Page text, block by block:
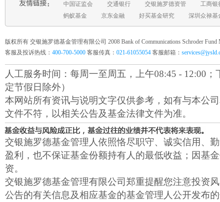
中国证监会 交通银行 交银施罗德资管
工商银
蚂蚁基金
京东金融 好买基金研究 深圳众禄基
版权所有 交银施罗德基金管理有限公司 2008 Bank of Communications Schroder Fund
客服及投诉热线： 400-700-5000 客服传真： 021-61055054 客服邮箱：
人工服务时间：每周一至周五，上午08:45 - 12:00；
定节假日除外）
本网站所有资讯与说明文字仅供参考，如有与本公
文件不符，以相关公告及基金法律文件为准。
交银施罗德基金管理人依照恪尽职守、诚实信用、
盈利，也不保证基金份额持有人的最低收益；因基
资。
交银施罗德基金管理有限公司郑重提醒您注意投资
公告的有关信息及相应基金的基金管理人公开发布